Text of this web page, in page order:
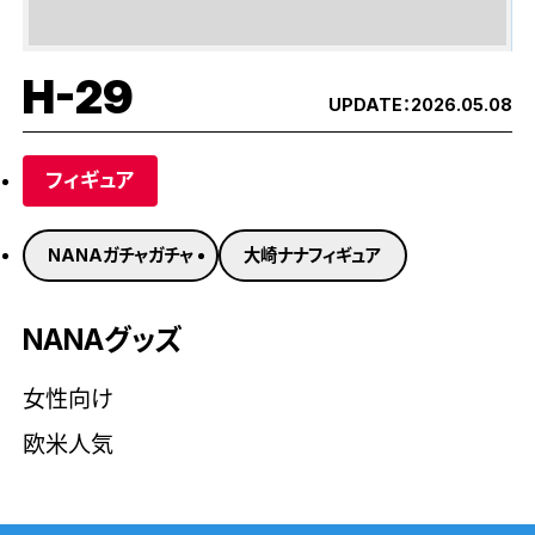
H-29 UPDATE：2026.05.08
フィギュア
NANAガチャガチャ 大崎ナナフィギュア
NANAグッズ
女性向け
欧米人気